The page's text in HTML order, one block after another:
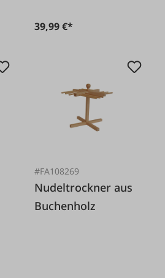
39,99 €*
#FA108269
Nudeltrockner aus
Buchenholz